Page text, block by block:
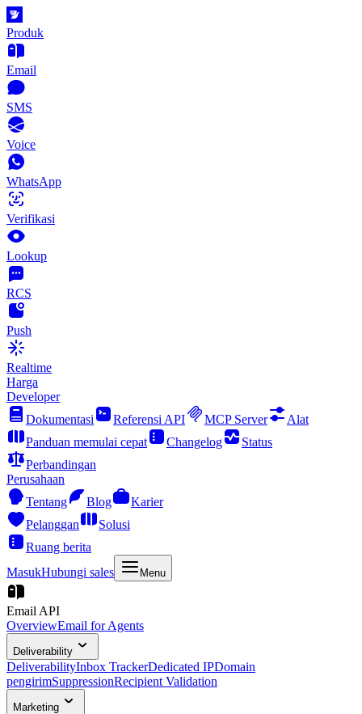
Produk
Email
SMS
Voice
WhatsApp
Verifikasi
Lookup
RCS
Push
Realtime
Harga
Developer
Dokumentasi
Referensi API MCP Server
Alat
Panduan memulai cepat
Changelog
Status
Perbandingan
Perusahaan
Tentang
Blog
Karier
Pelanggan
Solusi
Ruang berita
MasukHubungi sales Menu
Email API
OverviewEmail for Agents
Deliverability
DeliverabilityInbox TrackerDedicated IPDomain
pengirimSuppressionRecipient Validation
Marketing